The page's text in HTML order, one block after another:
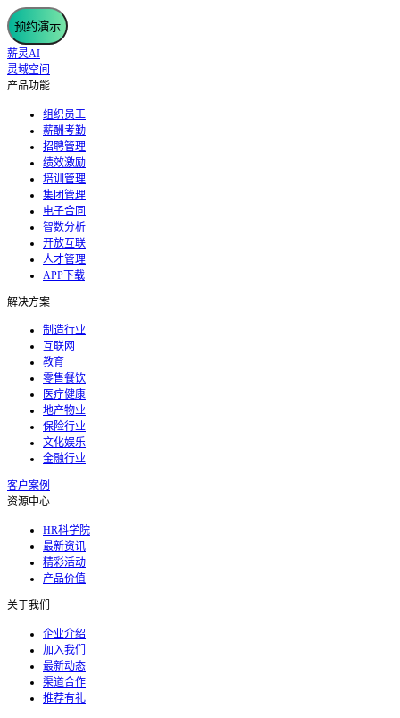
预约演示
薪灵AI
灵域空间
产品功能
组织员工
薪酬考勤
招聘管理
绩效激励
培训管理
集团管理
电子合同
智数分析
开放互联
人才管理
APP下载
解决方案
制造行业
互联网
教育
零售餐饮
医疗健康
地产物业
保险行业
文化娱乐
金融行业
客户案例
资源中心
HR科学院
最新资讯
精彩活动
产品价值
关于我们
企业介绍
加入我们
最新动态
渠道合作
推荐有礼